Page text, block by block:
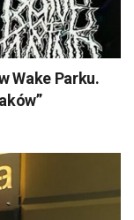
Wake Parku.